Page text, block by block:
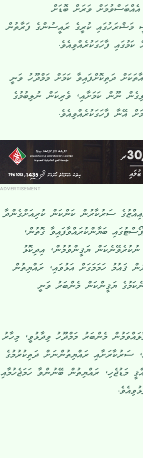
ވަރަށް ބޮޑަށް
މަޝްރަހުގައި ކުރީގެ ރައީސުންގެ ފަރާތުން
ފާހަގަކުރެއްވިއެވެ.
ދަތިކޮށްފައިވާ ކަމަށް މަމްދޫހު ވަނީ
ނޫން ކަމަށާއި، ވެރިކަން ނުލިބުމުގެ
އޭނާ ފާހަގަކުރެއްވިއެވެ.
ADVERTISEMENT
ސަރުކާރުން ކަންކަން ކުރިއަށްގެންދާ
ބަޔާންކުރައްވާފައިވާ ގޮތުން،
ނުކުރެވޭނެކަން ޔަޤީންވުމުން، އިދިކޮޅު
ޤައުމު ހަމަމަގަށް އަޅުވައި، ރައްޔިތުން
ޔަޤީންކަން މެންބަރު ވަނީ
މެންބަރު މަމްދޫހު ވިދާޅުވީ، މިހާރު
ސަރުކާރަށާއި ރައްޔިތުންނަށް ދަތިކުރުމުގެ
މަޑުޖެހި، ރައްޔިތުން ބޭނުންވާ ހަމަޖެހުމާއި